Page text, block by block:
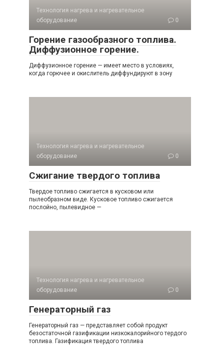
Технология нагрева и нагревательное
оборудование
0
Горение газообразного топлива.
Диффузионное горение.
Диффузионное горение — имеет место в условиях,
когда горючее и окислитель диффундируют в зону
Технология нагрева и нагревательное
оборудование
0
Сжигание твердого топлива
Твердое топливо сжигается в кусковом или
пылеобразном виде. Кусковое топливо сжигается
послойно, пылевидное —
Технология нагрева и нагревательное
оборудование
0
Генераторный газ
Генераторный газ — представляет собой продукт
безостаточной газификации низкокалорийного тердого
топлива. Газификация твердого топлива